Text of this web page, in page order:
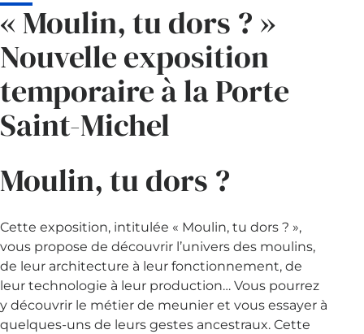
« Moulin, tu dors ? »
Nouvelle exposition
temporaire à la Porte
Saint-Michel
Moulin, tu dors ?
Cette exposition, intitulée « Moulin, tu dors ? »,
vous propose de découvrir l’univers des moulins,
de leur architecture à leur fonctionnement, de
leur technologie à leur production… Vous pourrez
y découvrir le métier de meunier et vous essayer à
quelques-uns de leurs gestes ancestraux. Cette